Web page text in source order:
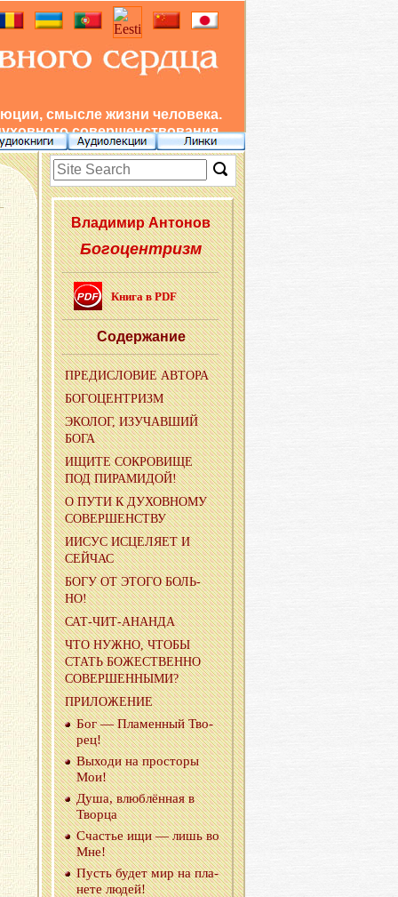
смысле жизни человека.
совершенствования.
Вла­ди­мир Ан­то­нов
Богоцентризм
Книга в PDF
Со­дер­жа­ние
ПРЕ­ДИ­СЛО­ВИЕ АВ­ТО­РА
БО­ГО­ЦЕН­ТРИЗМ
ЭКО­ЛОГ, ИЗУ­ЧАВ­ШИЙ
БОГА
ИЩИТЕ СО­КРО­ВИ­ЩЕ
ПОД ПИ­РА­МИ­ДОЙ!
О ПУТИ К ДУ­ХОВ­НО­МУ
СО­ВЕР­ШЕН­СТВУ
ИИСУС ИС­ЦЕ­ЛЯ­ЕТ И
СЕЙ­ЧАС
БОГУ ОТ ЭТОГО БОЛЬ­
НО!
САТ-ЧИТ-АНАН­ДА
ЧТО НУЖНО, ЧТОБЫ
СТАТЬ БО­ЖЕ­СТВЕН­НО
СО­ВЕР­ШЕН­НЫ­МИ?
ПРИ­ЛО­ЖЕ­НИЕ
Бог — Пла­мен­ный Тво­
рец!
Вы­хо­ди на про­сто­ры
Мои!
Душа, влюб­лён­ная в
Твор­ца
Сча­стье ищи — лишь во
Мне!
Пусть будет мир на пла­
не­те людей!